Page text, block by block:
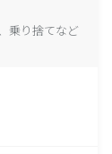
乗り捨てなど